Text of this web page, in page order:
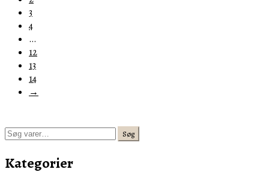
3
4
…
12
13
14
→
Søg
Søg
Kategorier